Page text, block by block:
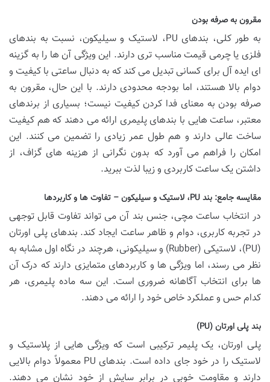
مقرون به صرفه بودن
به طور کلی، بندهای PU، لاستیک و سیلیکون، نسبت به بندهای
فلزی یا چرمی قیمت مناسب تری دارند. این ویژگی آن ها را به گزینه
ای ایده آل برای کسانی تبدیل می کند که به دنبال ساعتی با کیفیت و
دوام بالا هستند، اما بودجه محدودی دارند. با این حال، مقرون به
صرفه بودن به معنای فدا کردن کیفیت نیست؛ بسیاری از برندهای
معتبر، ساعت هایی با بندهای پلیمری ارائه می دهند که هم کیفیت
ساخت عالی دارند و هم طول عمر زیادی را تضمین می کنند. این
امکان را فراهم می آورد که بدون نگرانی از هزینه های گزاف، از
داشتن یک ساعت کاربردی و زیبا لذت ببرید.
مقایسه جامع: بند PU، لاستیک و سیلیکون – تفاوت ها و کاربردها
در انتخاب ساعت مچی، جنس بند آن می تواند تفاوت قابل توجهی
در تجربه کاربری، دوام و ظاهر ساعت ایجاد کند. بندهای پلی اورتان
(PU)، لاستیکی (Rubber) و سیلیکونی، هرچند در نگاه اول مشابه به
نظر می رسند، اما ویژگی ها و کاربردهای متمایزی دارند که درک آن
ها برای انتخاب آگاهانه ضروری است. این سه ماده پلیمری، هر
کدام حس و عملکرد خاص خود را ارائه می دهند.
بند پلی اورتان (PU)
پلی اورتان، یک پلیمر ترکیبی است که ویژگی هایی از پلاستیک و
لاستیک را در خود جای داده است. بندهای PU معمولاً دوام بالایی
دارند و مقاومت خوبی در برابر سایش از خود نشان می دهند.